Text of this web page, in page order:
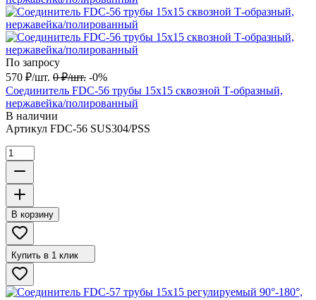
По запросу
570 ₽/шт. 0 ₽/шт. -0%
Соединитель FDC-56 трубы 15х15 сквозной Т-образный,
нержавейка/полированный
В наличии
Артикул FDC-56 SUS304/PSS
В корзину
Купить в 1 клик